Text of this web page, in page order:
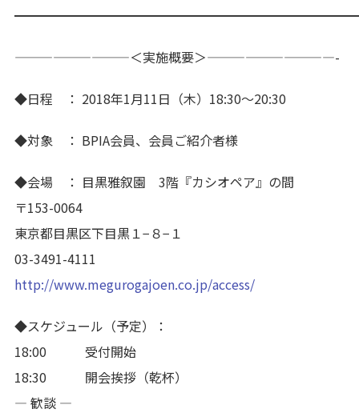
—————————＜実施概要＞——————————-
◆日程 ： 2018年1月11日（木）18:30〜20:30
◆対象 ： BPIA会員、会員ご紹介者様
◆会場 ： 目黒雅叙園 3階『カシオペア』の間
〒153-0064
東京都目黒区下目黒１−８−１
03-3491-4111
http://www.megurogajoen.co.jp/access/
◆スケジュール（予定）：
18:00 受付開始
18:30 開会挨拶（乾杯）
— 歓談 —